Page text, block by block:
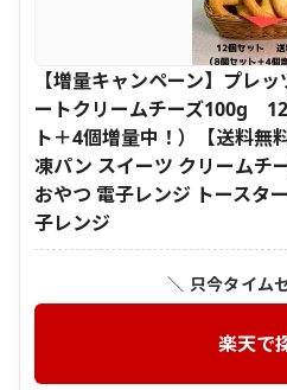
【増量キャンペーン】プレ
ートクリームチーズ100g
ト＋4個増量中！）【送料無
凍パン スイーツ クリームチ
おやつ 電子レンジ トース
子レンジ
＼ 只今タイム
楽天で